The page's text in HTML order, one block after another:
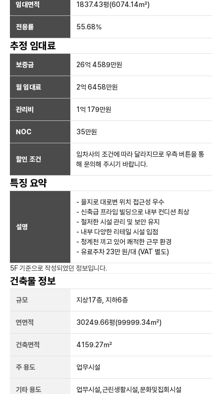
임대면적 1837.43평(6074.14㎡)
전용률 55.68%
추정 임대료
보증금 26억 4589만원
월 임대료 2억 6458만원
관리비 1억 179만원
NOC 35만원
할인 조건
임차사의 조건에 따라 달라지므로 우측 버튼을 통
해 문의해 주시기 바랍니다.
특징 요약
설명
- 을지로 대로변 위치 접근성 우수
- 신축급 프라임 빌딩으로 내부 컨디션 최상
- 철저한 시설 관리 및 보안 유지
- 내부 다양한 리테일 시설 입점
- 청계천 끼고 있어 쾌적한 근무 환경
- 유료주차 23만 원/대 (VAT 별도)
5F 기준으로 작성되었던 정보입니다.
건축물 정보
규모 지상17층, 지하6층
연면적 30249.66평(99999.34㎡)
건축면적 4159.27㎡
주 용도 업무시설
기타 용도 업무시설,근린생활시설,문화및집회시설